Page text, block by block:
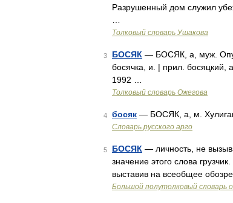
Разрушенный дом служил
Толковый словарь Ушакова
3 БОСЯК — БОСЯК, а, муж.
босячка, и. | прил.
1992 …
Толковый словарь Ожегова
4 босяк — БОСЯК, а, м.
Словарь русского арго
5 БОСЯК — личность, не
значение этого слова
выставив на всеобщее
Большой полутолковый словарь